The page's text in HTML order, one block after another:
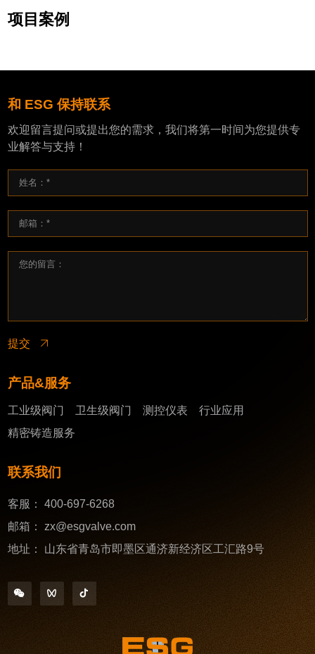
项目案例
和 ESG 保持联系
欢迎留言提问或提出您的需求，我们将第一时间为您提供专
业解答与支持！
提交
产品&服务
工业级阀门 卫生级阀门 测控仪表
行业应用
精密铸造服务
联系我们
客服：
400-697-6268
邮箱：
zx@esgvalve.com
地址：
山东省青岛市即墨区通济新经济区工汇路9号